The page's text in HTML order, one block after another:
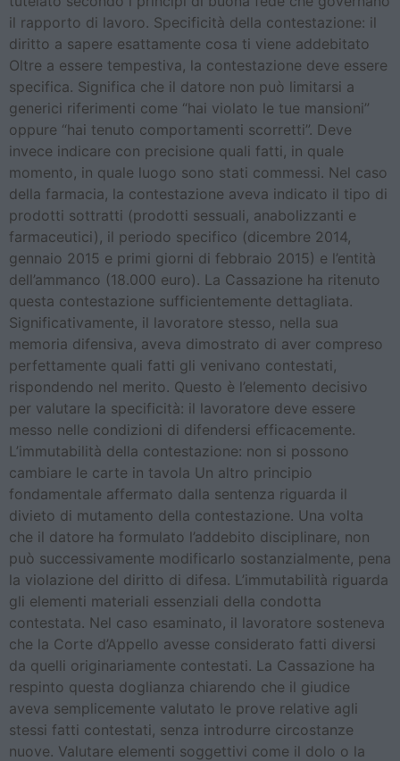
il rapporto di lavoro. Specificità della contestazione: il
diritto a sapere esattamente cosa ti viene addebitato
Oltre a essere tempestiva, la contestazione deve essere
specifica. Significa che il datore non può limitarsi a
generici riferimenti come “hai violato le tue mansioni”
oppure “hai tenuto comportamenti scorretti”. Deve
invece indicare con precisione quali fatti, in quale
momento, in quale luogo sono stati commessi. Nel caso
della farmacia, la contestazione aveva indicato il tipo di
prodotti sottratti (prodotti sessuali, anabolizzanti e
farmaceutici), il periodo specifico (dicembre 2014,
gennaio 2015 e primi giorni di febbraio 2015) e l’entità
dell’ammanco (18.000 euro). La Cassazione ha ritenuto
questa contestazione sufficientemente dettagliata.
Significativamente, il lavoratore stesso, nella sua
memoria difensiva, aveva dimostrato di aver compreso
perfettamente quali fatti gli venivano contestati,
rispondendo nel merito. Questo è l’elemento decisivo
per valutare la specificità: il lavoratore deve essere
messo nelle condizioni di difendersi efficacemente.
L’immutabilità della contestazione: non si possono
cambiare le carte in tavola Un altro principio
fondamentale affermato dalla sentenza riguarda il
divieto di mutamento della contestazione. Una volta
che il datore ha formulato l’addebito disciplinare, non
può successivamente modificarlo sostanzialmente, pena
la violazione del diritto di difesa. L’immutabilità riguarda
gli elementi materiali essenziali della condotta
contestata. Nel caso esaminato, il lavoratore sosteneva
che la Corte d’Appello avesse considerato fatti diversi
da quelli originariamente contestati. La Cassazione ha
respinto questa doglianza chiarendo che il giudice
aveva semplicemente valutato le prove relative agli
stessi fatti contestati, senza introdurre circostanze
nuove. Valutare elementi soggettivi come il dolo o la